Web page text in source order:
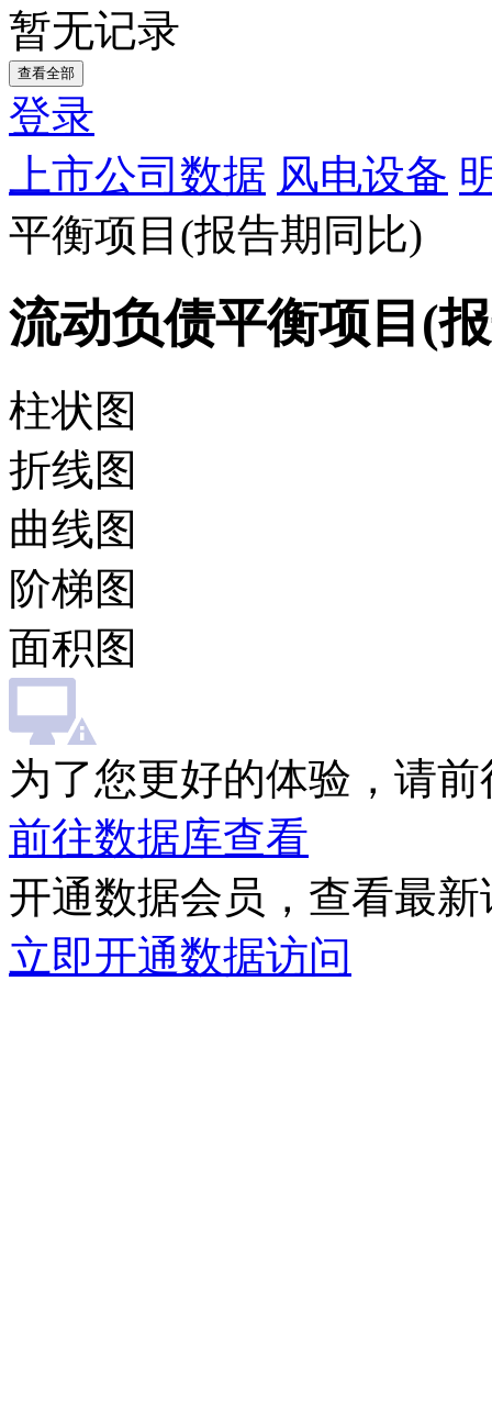
暂无记录
查看全部
登录
上市公司数据 风电设备
平衡项目(报告期同比)
流动负债平衡项目(
柱状图
折线图
曲线图
阶梯图
面积图
为了您更好的体验，请
前往数据库查看
开通数据会员，查看最
立即开通数据访问